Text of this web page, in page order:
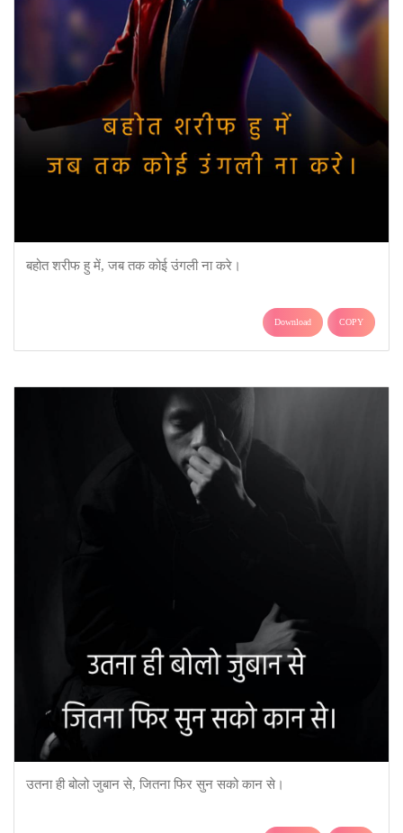
बहोत शरीफ हु में, जब तक कोई उंगली ना करे।
Download COPY
उतना ही बोलो जुबान से, जितना फिर सुन सको कान से।